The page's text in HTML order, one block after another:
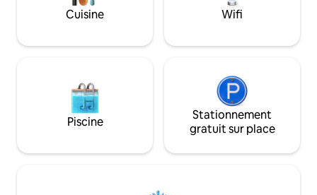
votre service tout
Cuisine Wifi
Piscine
Stationnement
gratuit sur place